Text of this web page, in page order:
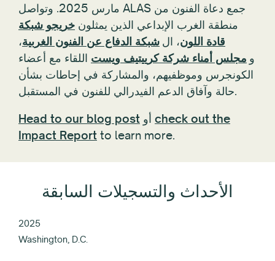
مارس 2025. وتواصل ALAS جمع دعاة الفنون من
منطقة الغرب الإبداعي الذين يمثلون خريجو شبكة
قادة اللون، ال شبكة الدفاع عن الفنون الغربية،
و مجلس أمناء شركة كرييتيف ويست اللقاء مع أعضاء
الكونجرس وموظفيهم، والمشاركة في إحاطات بشأن
حالة وآفاق الدعم الفيدرالي للفنون في المستقبل.
Head to our blog post
check out the
Impact Report to learn more.
الأحداث والتسجيلات السابقة
2025
Washington, D.C.